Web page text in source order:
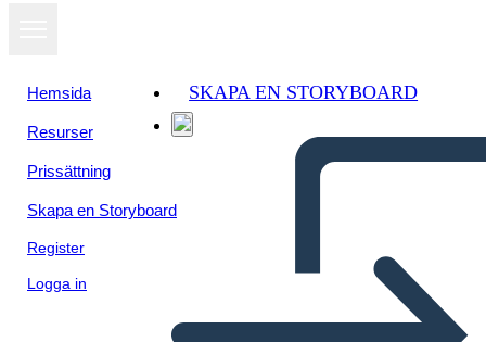
Hemsida
Resurser
Prissättning
Skapa en Storyboard
Register
Logga in
SKAPA EN STORYBOARD